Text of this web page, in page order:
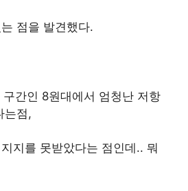
점을 발견했다.
간인 8원대에서 엄청난 저항
는점,
지를 못받았다는 점인데.. 뭐